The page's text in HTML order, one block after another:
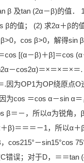
β 及tan (2α－β)的值．
β的值； (2) 求2α＋β
，cos β>0，解得sin
cos [(α－β)＋β]＝cos
－cos2α)＝×＝×＝×
.因为OP1为OP绕原点
为cos ＝cos α－sin α
β＝－，所以α为锐角
β)＝＝＝－1，所以α＋
cos215°－sin15°cos
错误；对于D，＝＝